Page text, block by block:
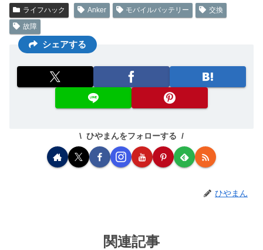
ライフハック Anker モバイルバッテリー
交換
故障
シェアする
ひやまんをフォローする
ひやまん
関連記事